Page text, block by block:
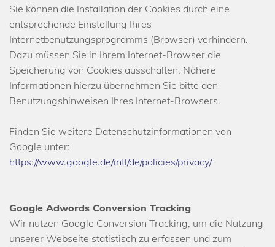
Sie können die Installation der Cookies durch eine
entsprechende Einstellung Ihres
Internetbenutzungsprogramms (Browser) verhindern.
Dazu müssen Sie in Ihrem Internet-Browser die
Speicherung von Cookies ausschalten. Nähere
Informationen hierzu übernehmen Sie bitte den
Benutzungshinweisen Ihres Internet-Browsers.
Finden Sie weitere Datenschutzinformationen von
Google unter:
https://www.google.de/intl/de/policies/privacy/
Google Adwords Conversion Tracking
Wir nutzen Google Conversion Tracking, um die Nutzung
unserer Webseite statistisch zu erfassen und zum